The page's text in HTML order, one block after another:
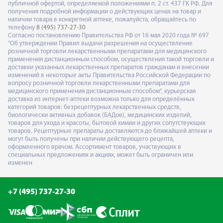
публичной офертой, определяемой положениями п. 2 ст. 437 ГК РФ. Для
получения подробной информации о действующих ценах на товар и
наличии товара в конкретной аптеке, пожалуйста, обращайтесь по
телефону 8 (495) 737-27-30
Согласно постановлению Правительства РФ от 16 мая 2020 года № 697
"Об утверждении Правил выдачи разрешения на осуществление
розничной торговли лекарственными препаратами для медицинского
применения дистанционным способом, осуществления такой торговли и
доставки указанных лекарственных препаратов гражданам и внесении
изменений в некоторые акты Правительства Российской Федерации по
вопросу розничной торговли лекарственными препаратами для
медицинского применения дистанционным способом", курьерская
доставка из интернет-аптеки возможна только для определённых
категорий товаров: безрецептурных лекарственных средств,
биологически активных добавок (БАДов), медицинских изделий,
товаров для ухода и красоты, бытовой химии и других сопутствующих
товаров. Рецептурные препараты доставляются до ближайшей аптеки и
могут быть получены при наличии действующего рецепта,
оформленного врачом. Ассортимент товаров, участвующих в
специальных предложениях и акциях, может быть ограничен или
изменен
+7 (495) 737-27-30